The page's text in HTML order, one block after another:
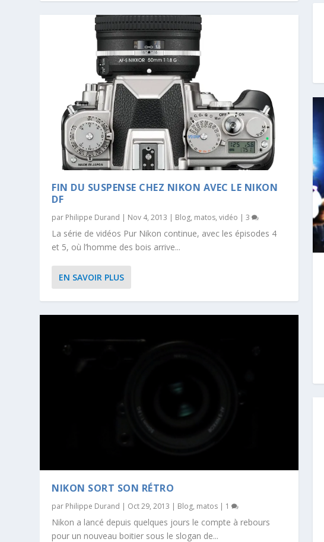
FIN DU SUSPENSE CHEZ NIKON AVEC LE NIKON
DF
par Philippe Durand | Nov 4, 2013 | Blog, matos,vidéo |3
La série de vidéos Pur Nikon continue, avec les épisodes 4
et 5, où l’homme des bois arrive...
EN SAVOIR PLUS
NIKON SORT SON RÉTRO
par Philippe Durand | Oct 29, 2013 | Blog, matos | 1
Nikon a lancé depuis quelques jours le compte à rebours
pour un nouveau boitier sous le slogan de...